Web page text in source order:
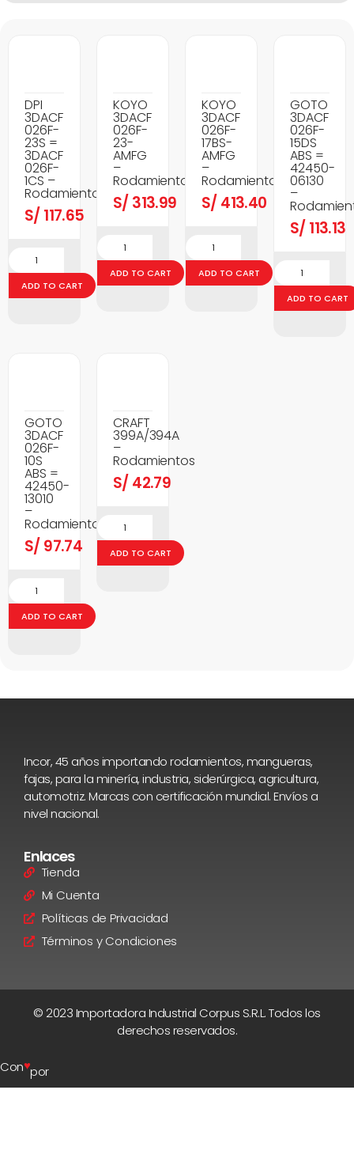
DPI
3DACF
026F-
23S =
3DACF
026F-
1CS –
Rodamientos
S/ 117.65
ADD TO CART
KOYO
3DACF
026F-
23-
AMFG
–
Rodamientos
S/ 313.99
ADD TO CART
KOYO
3DACF
026F-
17BS-
AMFG
–
Rodamientos
S/ 413.40
ADD TO CART
GOTO
3DACF
026F-
15DS
ABS =
42450-
06130
–
S/ 113.13
ADD TO CART
GOTO
3DACF
026F-
10S
ABS =
42450-
13010
–
Rodamientos
S/ 97.74
ADD TO CART
CRAFT
399A/394A
–
Rodamientos
S/ 42.79
ADD TO CART
Incor, 45 años importando rodamientos, mangueras,
fajas, para la minería, industria, siderúrgica, agricultura,
automotriz. Marcas con certificación mundial. Envíos a
nivel nacional.
Enlaces
Tienda
Mi Cuenta
Políticas de Privacidad
Términos y Condiciones
© 2023 Importadora Industrial Corpus S.R.L. Todos los
derechos reservados.
Con♥por